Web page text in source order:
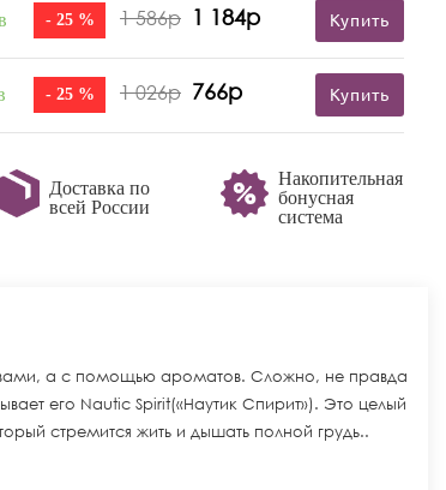
- 25 % 1 586р 1 184р Купить
- 25 % 1 026р 766р Купить
Доставка по
всей России
Накопительная
бонусная
система
а с помощью ароматов. Сложно, не правда
его Nautic Spirit(«Наутик Спирит»). Это целый
стремится жить и дышать полной грудь..